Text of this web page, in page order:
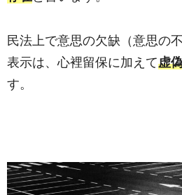
民法上で意思の欠缺（意思の
表示は、心裡留保に加えて虚
す。